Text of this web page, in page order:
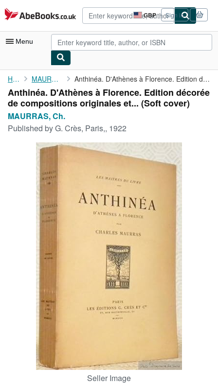
Skip to main content
AbeBooks.co.uk GBP
Site
shopping
preferences
Sign in
Menu
My Account
My Purchases
Advanced Search
Browse Collections
Rare Books
Start Selling
CLOSE
Home MAURRAS, Ch. Anthinéa. D'Athènes à Florence. Edition décorée de compositions ...
Anthinéa. D'Athènes à Florence. Edition décorée
de compositions originales et... (Soft cover)
MAURRAS, Ch.
Published byG. Crès, Paris,, 1922
Seller Image